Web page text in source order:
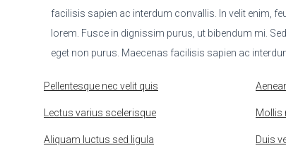
facilisis sapien ac interdum convallis. In velit enim,
lorem. Fusce in dignissim purus, ut bibendum mi.
eget non purus. Maecenas facilisis sapien ac
Pellentesque nec velit quis
Lectus varius scelerisque
Aliquam luctus sed ligula
Mollis
Duis